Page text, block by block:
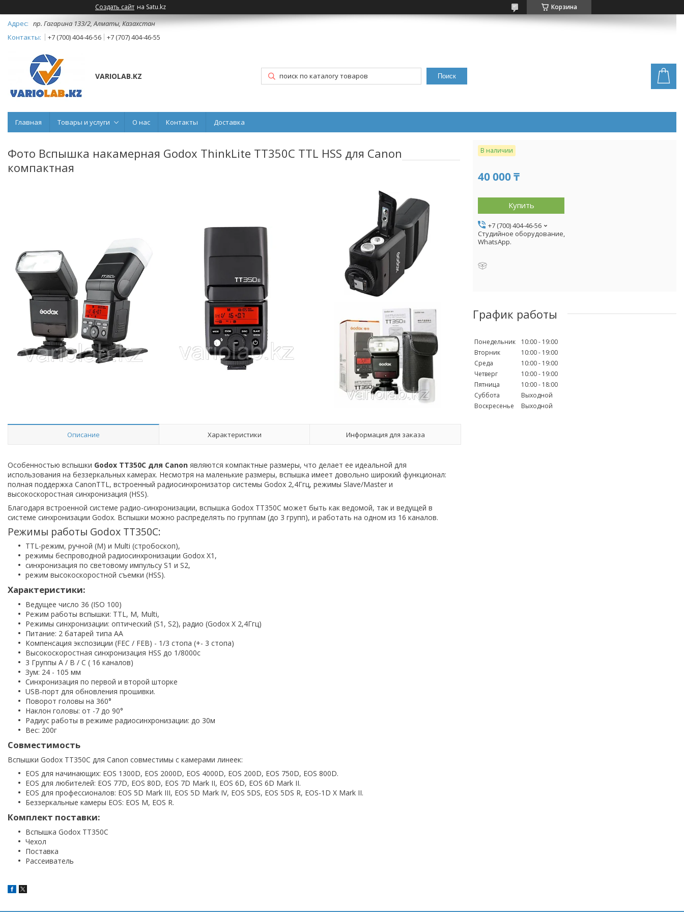
Создать сайт на Satu.kz Корзина
пр. Гагарина 133/2, Алматы, Казахстан
+7 (700) 404-46-56
+7 (707) 404-46-55
VARIOLAB.KZ Поиск
Главная Товары и услуги О нас Контакты Доставка
Фото Вспышка накамерная Godox ThinkLite TT350C TTL HSS для Canon
компактная
Описание Характеристики Информация для заказа
Особенностью вспышки Godox TT350C для Canon являются компактные размеры, что делает ее идеальной для
использования на беззеркальных камерах. Несмотря на маленькие размеры, вспышка имеет довольно широкий функционал:
полная поддержка CanonTTL, встроенный радиосинхронизатор системы Godox 2,4Ггц, режимы Slave/Master и
высокоскоростная синхронизация (HSS).
Благодаря встроенной системе радио-синхронизации, вспышка Godox TT350C может быть как ведомой, так и ведущей в
системе синхронизации Godox. Вспышки можно распределять по группам (до 3 групп), и работать на одном из 16 каналов.
Режимы работы Godox TT350C:
TTL-режим, ручной (M) и Multi (стробоскоп),
режимы беспроводной радиосинхронизации Godox X1,
синхронизация по световому импульсу S1 и S2,
режим высокоскоростной съемки (HSS).
Характеристики:
Ведущее число 36 (ISO 100)
Режим работы вспышки: TTL, M, Multi,
Режимы синхронизации: оптический (S1, S2), радио (Godox X 2,4Ггц)
Питание: 2 батарей типа AA
Компенсация экспозиции (FEC / FEB) - 1/3 стопа (+- 3 стопа)
Высокоскоростная синхронизация HSS до 1/8000с
3 Группы A / B / C ( 16 каналов)
Зум: 24 - 105 мм
Синхронизация по первой и второй шторке
USB-порт для обновления прошивки.
Поворот головы на 360°
Наклон головы: от -7 до 90°
Радиус работы в режиме радиосинхронизации: до 30м
Вес: 200г
Совместимость
Вспышки Godox TT350C для Canon совместимы с камерами линеек:
EOS для начинающих: EOS 1300D, EOS 2000D, EOS 4000D, EOS 200D, EOS 750D, EOS 800D.
EOS для любителей: EOS 77D, EOS 80D, EOS 7D Mark II, EOS 6D, EOS 6D Mark II.
EOS для профессионалов: EOS 5D Mark III, EOS 5D Mark IV, EOS 5DS, EOS 5DS R, EOS-1D X Mark II.
Беззеркальные камеры EOS: EOS M, EOS R.
Комплект поставки:
Вспышка Godox TT350С
Чехол
Поставка
Рассеиватель
В наличии
40 000 ₸
Купить
+7 (700) 404-46-56
Студийное оборудование,
WhatsApp.
График работы
Понедельник 10:00
19:00
Вторник
10:00
19:00
Среда
10:00
19:00
Четверг
10:00
19:00
Пятница
10:00
18:00
Суббота
Выходной
Воскресенье
Выходной